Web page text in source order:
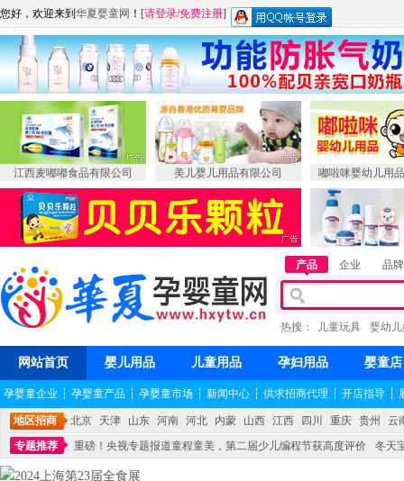
您好，欢迎来到 华夏婴童网 ！ [请登录/免费注册]
江西麦嘟嘟食品有限公司 美儿婴儿用品有限公司 嘟啦咪婴幼儿用
产品 企业 品牌
热搜： 儿童玩具 婴幼
网站首页 婴儿用品 儿童用品 孕妇用品 婴童店
孕婴童企业 ┆ 孕婴童产品 ┆ 孕婴童市场 ┆ 新闻中心 ┆ 供求招商代理 ┆ 开店指导 ┆
地区招商 北京 天津 山东 河南 河北 内蒙 山西 江西 四川 重庆 贵州
云
专题推荐
重磅！央视专题报道童程童美，第二届少儿编程节获高度评价
冬天
不能再单纯地销售产品,而要向增强服务转型,毕竟母婴产品比较特殊。”